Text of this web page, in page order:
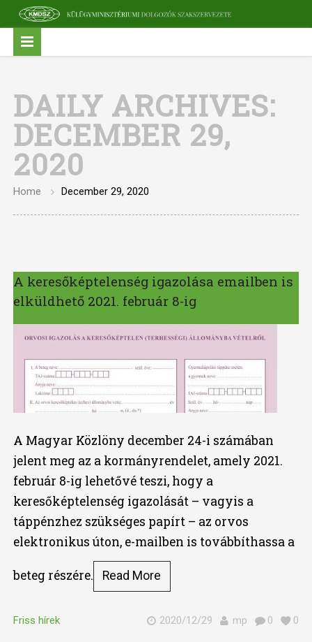
DAILY ARCHIVES:
DECEMBER 29,
2020
Home December 29, 2020
A keresőképtelenség igazolása emailben is
elküldhető 2021. február 8-ig
A Magyar Közlöny december 24-i számában
jelent meg az a kormányrendelet, amely 2021.
február 8-ig lehetővé teszi, hogy a
keresőképtelenség igazolását – vagyis a
táppénzhez szükséges papírt – az orvos
elektronikus úton, e-mailben is továbbíthassa a
beteg részére. Read More
Friss hírek 2020/12/29 mp 0 0